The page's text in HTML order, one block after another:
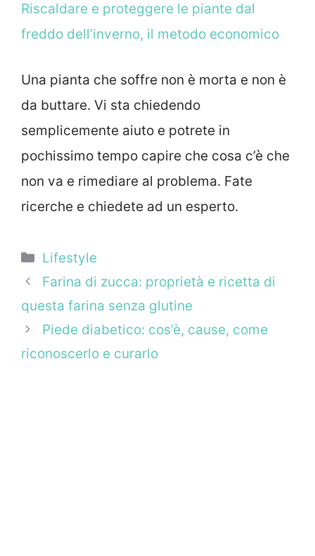
Riscaldare e proteggere le piante dal
freddo dell’inverno, il metodo economico
Una pianta che soffre non è morta e non è
da buttare. Vi sta chiedendo
semplicemente aiuto e potrete in
pochissimo tempo capire che cosa c’è che
non va e rimediare al problema. Fate
ricerche e chiedete ad un esperto.
Categorie
Lifestyle
Farina di zucca: proprietà e ricetta di
questa farina senza glutine
Piede diabetico: cos’è, cause, come
riconoscerlo e curarlo